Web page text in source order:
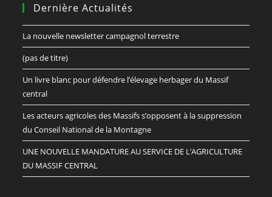
Dernière Actualités
La nouvelle newsletter campagnol terrestre
(pas de titre)
Un livre blanc pour défendre l’élevage herbager du Massif
central
Les acteurs agricoles des Massifs s’opposent à la suppression
du Conseil National de la Montagne
UNE NOUVELLE MANDATURE AU SERVICE DE L’AGRICULTURE
DU MASSIF CENTRAL